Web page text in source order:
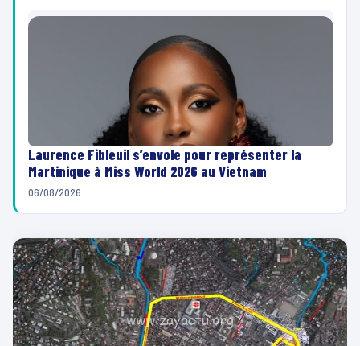
Laurence Fibleuil s’envole pour représenter la
Martinique à Miss World 2026 au Vietnam
06/08/2026